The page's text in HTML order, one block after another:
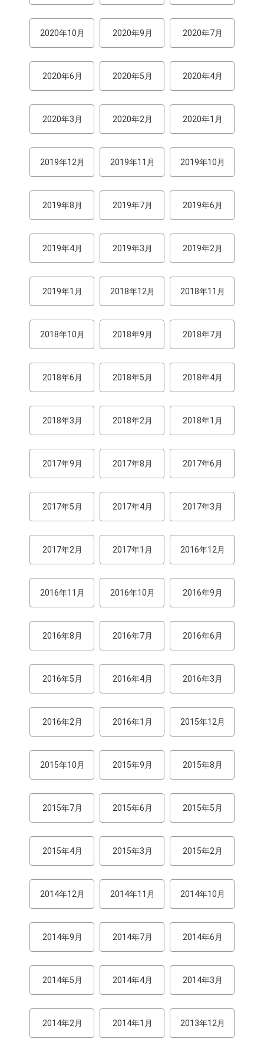
2020年10月 2020年9月 2020年7月
2020年6月 2020年5月 2020年4月
2020年3月 2020年2月 2020年1月
2019年12月 2019年11月 2019年10月
2019年8月 2019年7月 2019年6月
2019年4月 2019年3月 2019年2月
2019年1月 2018年12月 2018年11月
2018年10月 2018年9月 2018年7月
2018年6月 2018年5月 2018年4月
2018年3月 2018年2月 2018年1月
2017年9月 2017年8月 2017年6月
2017年5月 2017年4月 2017年3月
2017年2月 2017年1月 2016年12月
2016年11月 2016年10月 2016年9月
2016年8月 2016年7月 2016年6月
2016年5月 2016年4月 2016年3月
2016年2月 2016年1月 2015年12月
2015年10月 2015年9月 2015年8月
2015年7月 2015年6月 2015年5月
2015年4月 2015年3月 2015年2月
2014年12月 2014年11月 2014年10月
2014年9月 2014年7月 2014年6月
2014年5月 2014年4月 2014年3月
2014年2月 2014年1月 2013年12月